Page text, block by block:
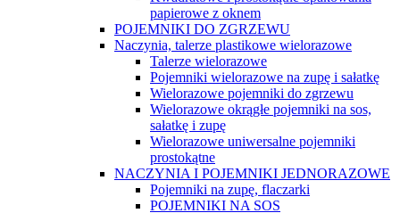
papierowe z oknem
POJEMNIKI DO ZGRZEWU
Naczynia, talerze plastikowe wielorazowe
Talerze wielorazowe
Pojemniki wielorazowe na zupę i sałatkę
Wielorazowe pojemniki do zgrzewu
Wielorazowe okrągłe pojemniki na sos,
sałatkę i zupę
Wielorazowe uniwersalne pojemniki
prostokątne
NACZYNIA I POJEMNIKI JEDNORAZOWE
Pojemniki na zupę, flaczarki
POJEMNIKI NA SOS